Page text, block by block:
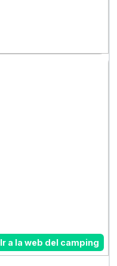
Ir a la web del camping